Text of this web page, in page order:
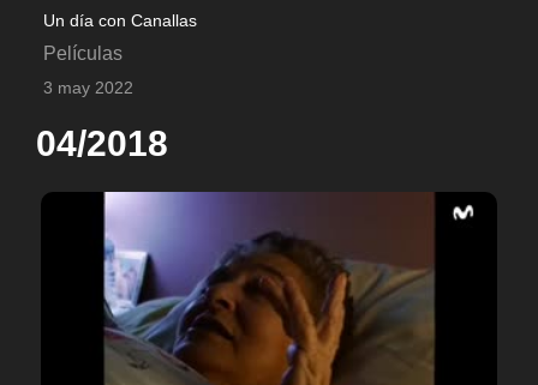
Un día con Canallas
Películas
3 may 2022
04/2018